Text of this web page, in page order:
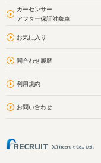
カーセンサー
アフター保証対象車
お気に入り
問合わせ履歴
利用規約
お問い合わせ